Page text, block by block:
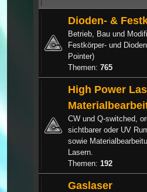
Dioden- &
Betrieb, Bau und
Festkörper- und
Pointer)
Themen: 765
High Power
CW und Q-switched,
sichtbarer oder UV
sowie
Lasern.
Themen: 192
Gaslaser